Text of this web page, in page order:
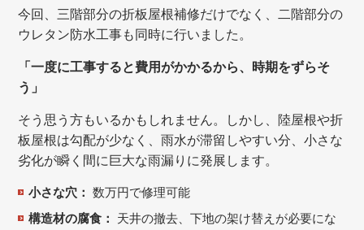
今回、三階部分の折板屋根補修だけでなく、二階部分の
ウレタン防水工事も同時に行いました。
「一度に工事すると費用がかかるから、時期をずらそ
う」
そう思う方もいるかもしれません。しかし、陸屋根や折
板屋根は勾配が少なく、雨水が滞留しやすい分、小さな
劣化が瞬く間に巨大な雨漏りに発展します。
小さな穴： 数万円で修理可能
構造材の腐食：
天井の撤去、下地の架け替えが必要にな